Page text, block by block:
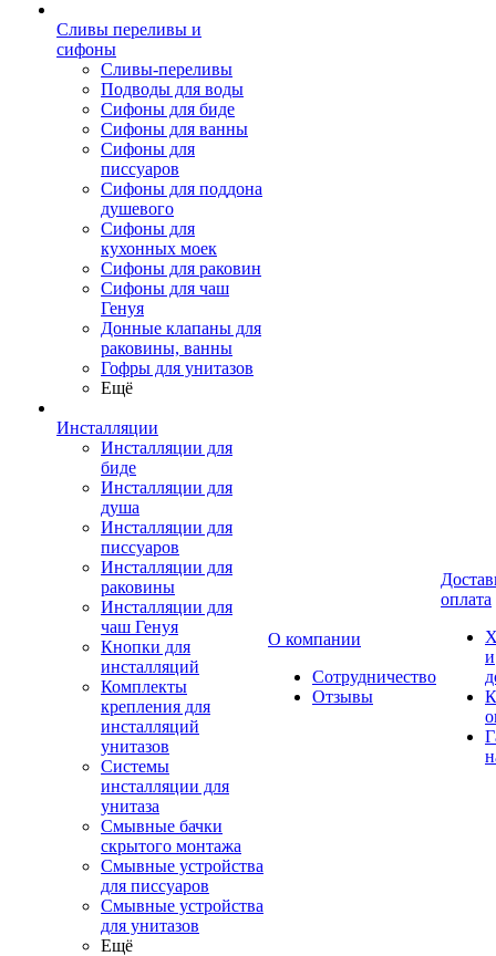
Сливы переливы и
сифоны
Сливы-переливы
Подводы для воды
Сифоны для биде
Сифоны для ванны
Сифоны для
писсуаров
Сифоны для поддона
душевого
Сифоны для
кухонных моек
Сифоны для раковин
Сифоны для чаш
Генуя
Донные клапаны для
раковины, ванны
Гофры для унитазов
Ещё
Инсталляции
Инсталляции для
биде
Инсталляции для
душа
Инсталляции для
писсуаров
Инсталляции для
раковины
Инсталляции для
чаш Генуя
Кнопки для
инсталляций
Комплекты
крепления для
инсталляций
унитазов
Системы
инсталляции для
унитаза
Смывные бачки
скрытого монтажа
Смывные устройства
для писсуаров
Смывные устройства
для унитазов
Ещё
О компании
Сотрудничество
Отзывы
оплата
и